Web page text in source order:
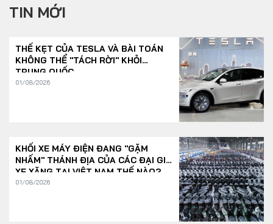
TIN MỚI
THẾ KẸT CỦA TESLA VÀ BÀI TOÁN
KHÔNG THỂ "TÁCH RỜI" KHỎI
TRUNG QUỐC
01/08/2026
KHỐI XE MÁY ĐIỆN ĐANG "GẶM
NHẤM" THÁNH ĐỊA CỦA CÁC ĐẠI GIA
XE XĂNG TẠI VIỆT NAM THẾ NÀO?
01/08/2026